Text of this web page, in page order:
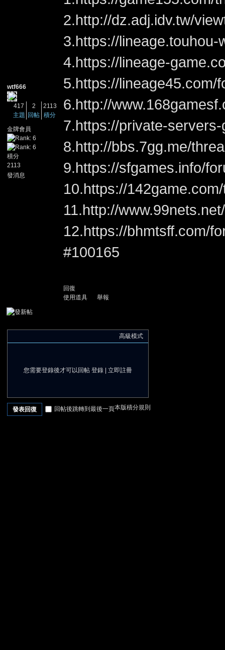
天
wtf666
417
主題
2
回帖
2113
積分
金牌會員
積分
2113
發消息
2.http://dz.adj.idv.tw/
3.https://lineage.touhou-
4.https://lineage-
5.https://lineage45.com/
6.http://
7.https://private-
8.http://bbs.7gg.me/
9.https://sfgames.info/
10.https://
11.http://
12.https://bhmtsff.com/
#100165
回復
使用道具
舉報
高級模式
您需要登錄後才可以回帖 登錄| 立即註冊
本版積分規則
發表回復 回帖後跳轉到最後一頁